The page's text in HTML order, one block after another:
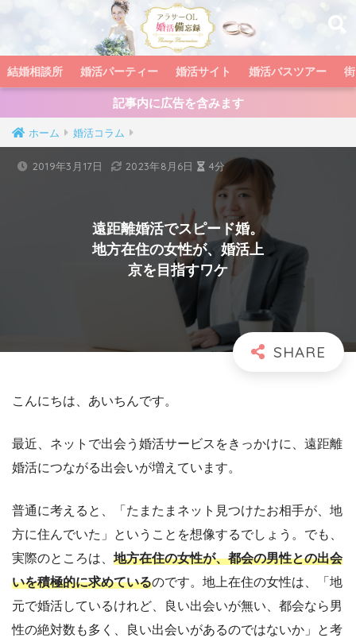
結婚相談所 婚活パーティー 婚活サイト 婚活バスツアー
記事内に広告を含みます
ホーム 婚活コラム
遠距離婚活でスピード婚。
地方在住の女性が、婚活上
京を目指すワケ
2019年3月17日 2023年8月6日 4分
こんにちは、あいちんです。
最近、ネットで出会う婚活サービスをきっかけに、遠距離
婚活につながる出会いが増えています。
普通に考えると、「たまたまネット見つけたお相手が、地
方に住んでいた」ということを想像するでしょう。でも、
実際のところは、 地方在住の女性が、都会の男性との出会
いを積極的に求めているのです。地上在住の女性は、「地
元で婚活しているけれど、良い出会いが無い、都会なら男
性の絶対数も多く、良い出会いがあるのではないか」と考